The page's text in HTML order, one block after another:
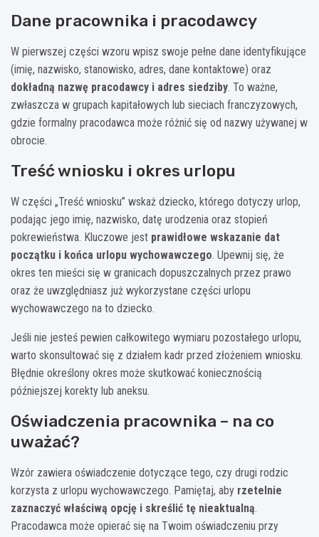
Dane pracownika i pracodawcy
W pierwszej części wzoru wpisz swoje pełne dane identyfikujące
(imię, nazwisko, stanowisko, adres, dane kontaktowe) oraz
dokładną nazwę pracodawcy i adres siedziby. To ważne,
zwłaszcza w grupach kapitałowych lub sieciach franczyzowych,
gdzie formalny pracodawca może różnić się od nazwy używanej w
obrocie.
Treść wniosku i okres urlopu
W części „Treść wniosku” wskaż dziecko, którego dotyczy urlop,
podając jego imię, nazwisko, datę urodzenia oraz stopień
pokrewieństwa. Kluczowe jest prawidłowe wskazanie dat
początku i końca urlopu wychowawczego. Upewnij się, że
okres ten mieści się w granicach dopuszczalnych przez prawo
oraz że uwzględniasz już wykorzystane części urlopu
wychowawczego na to dziecko.
Jeśli nie jesteś pewien całkowitego wymiaru pozostałego urlopu,
warto skonsultować się z działem kadr przed złożeniem wniosku.
Błędnie określony okres może skutkować koniecznością
późniejszej korekty lub aneksu.
Oświadczenia pracownika – na co
uważać?
Wzór zawiera oświadczenie dotyczące tego, czy drugi rodzic
korzysta z urlopu wychowawczego. Pamiętaj, aby rzetelnie
zaznaczyć właściwą opcję i skreślić tę nieaktualną.
Pracodawca może opierać się na Twoim oświadczeniu przy